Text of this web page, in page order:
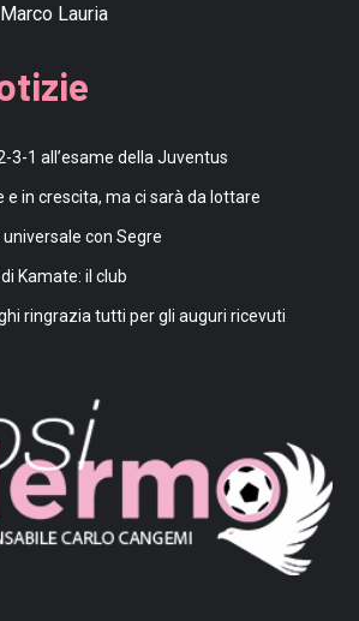
Marco Lauria
3-1 all’esame della Juventus
e in crescita, ma ci sarà da lottare
con Segre
Kamate: il club
ringrazia tutti per gli auguri ricevuti